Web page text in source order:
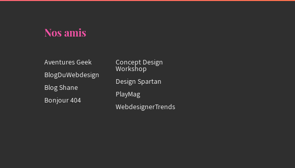
Nos amis
Aventures Geek
BlogDuWebdesign
Blog Shane
Bonjour 404
Concept Design
Workshop
Design Spartan
PlayMag
WebdesignerTrends